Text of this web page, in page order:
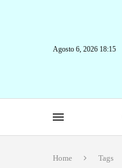
Agosto 6, 2026 18:15
Home Tags